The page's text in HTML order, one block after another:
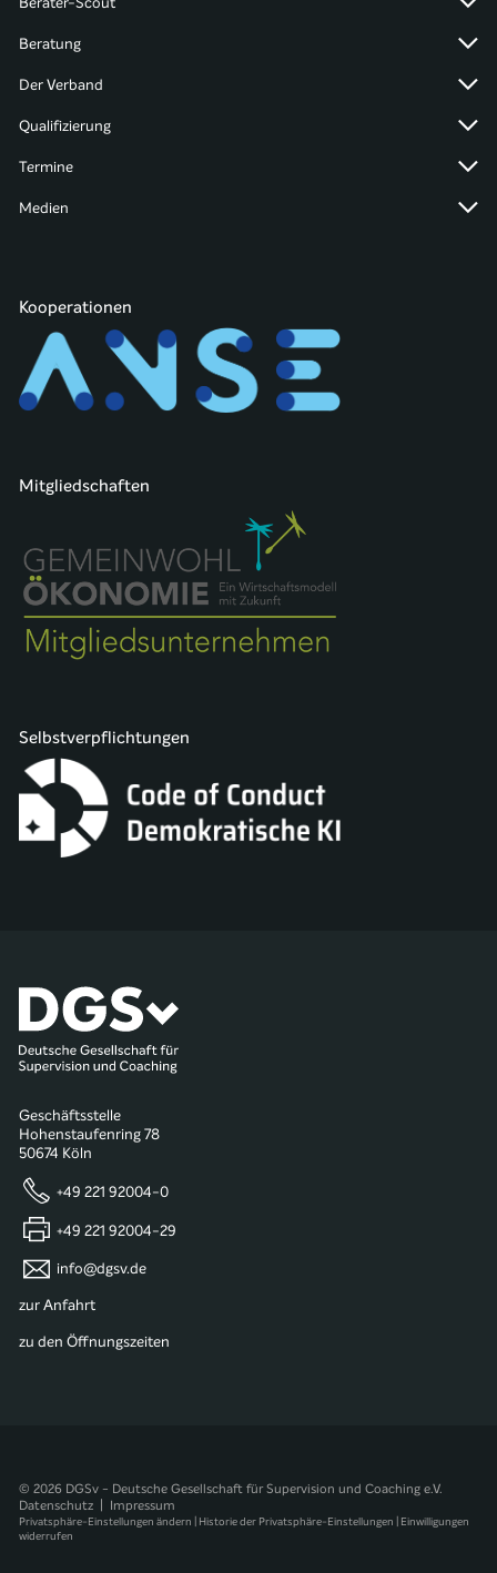
Beratung
Der Verband
Qualifizierung
Termine
Medien
Kooperationen
Mitgliedschaften
Selbstverpflichtungen
Geschäftsstelle
Hohenstaufenring 78
50674 Köln
+49 221 92004-0
+49 221 92004-29
info@dgsv.de
zur Anfahrt
zu den Öffnungszeiten
© 2026 DGSv - Deutsche Gesellschaft für Supervision und Coaching e.V.
Datenschutz
Impressum
Privatsphäre-Einstellungen ändern Historie der Privatsphäre-Einstellungen
Einwilligungen
widerrufen